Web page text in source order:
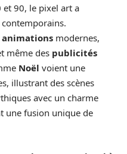
et 90, le pixel art a
animations modernes,
même des publicités
Noël voient une
illustrant des scènes
avec un charme
une fusion unique de